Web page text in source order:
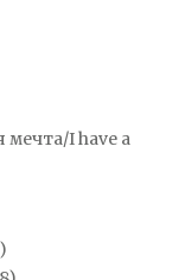
I have a